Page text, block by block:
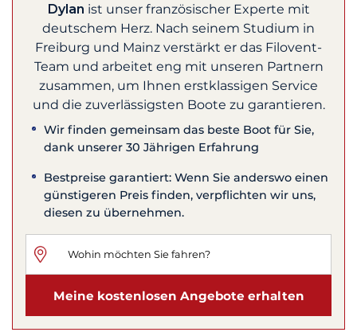
Dylan ist unser französischer Experte mit
deutschem Herz. Nach seinem Studium in
Freiburg und Mainz verstärkt er das Filovent-
Team und arbeitet eng mit unseren Partnern
zusammen, um Ihnen erstklassigen Service
und die zuverlässigsten Boote zu garantieren.
Wir finden gemeinsam das beste Boot für Sie,
dank unserer 30 Jährigen Erfahrung
Bestpreise garantiert: Wenn Sie anderswo einen
günstigeren Preis finden, verpflichten wir uns,
diesen zu übernehmen.
Meine kostenlosen Angebote erhalten